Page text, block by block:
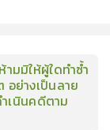
มมิให้ผู้ใดทำซ้ำ
ย่างเป็นลาย
เนินคดีตาม